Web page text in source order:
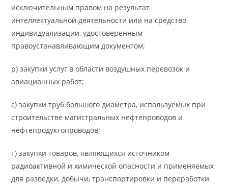
исключительным правом на результат
интеллектуальной деятельности или на средство
индивидуализации, удостоверенным
правоустанавливающим документом;
р) закупки услуг в области воздушных перевозок и
авиационных работ;
с) закупки труб большого диаметра, используемых при
строительстве магистральных нефтепроводов и
нефтепродуктопроводов;
т) закупки товаров, являющихся источником
радиоактивной и химической опасности и применяемых
для разведки, добычи, транспортировки и переработки